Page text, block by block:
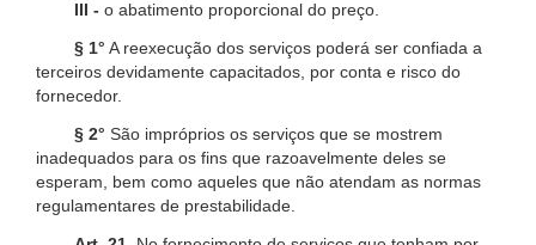
III - o abatimento proporcional do preço.
§ 1° A reexecução dos serviços poderá ser confiada a
terceiros devidamente capacitados, por conta e risco do
fornecedor.
§ 2° São impróprios os serviços que se mostrem
inadequados para os fins que razoavelmente deles se
esperam, bem como aqueles que não atendam as normas
regulamentares de prestabilidade.